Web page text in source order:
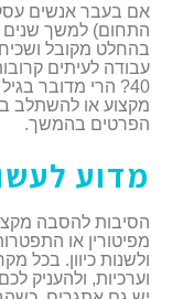
אם בעבר אנשים
התחום) למשך שנים
בהחלט מקובל
עבודה לעיתים
40? הרי מדובר
מקצוע או להשתלב
הפרטים בהמשך.
מדוע
הסיבות להסבה
מפיטורין או
ולשנות כיוון. בכל
וערכיות, ולהעניק